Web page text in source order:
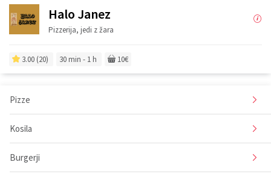
Halo Janez
Pizzerija, jedi z žara
3.00 (20) 30 min - 1 h 10€
Pizze
Kosila
Burgerji